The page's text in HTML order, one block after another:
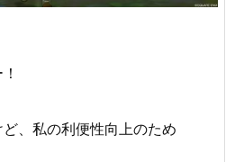
、私の利便性向上のため